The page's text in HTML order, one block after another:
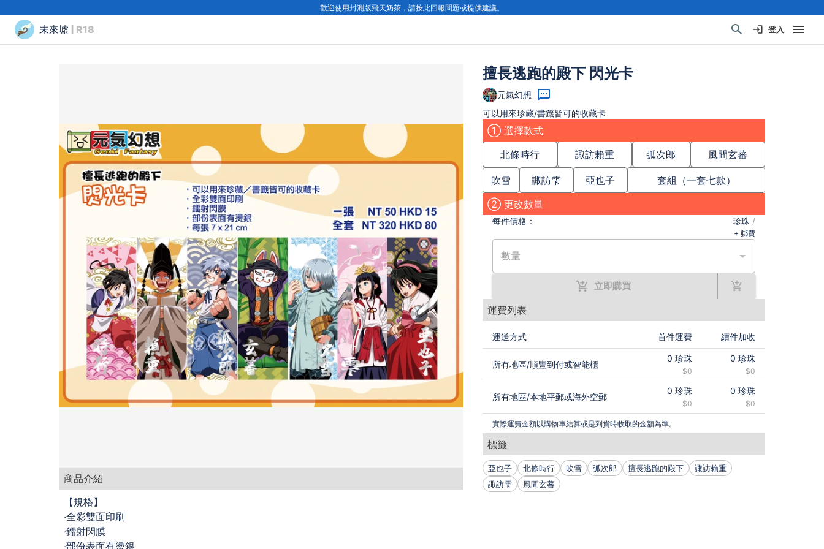
歡迎使用封測版飛天奶茶，請按此回報問題或提供建議。
未來墟 | R18 登入
商品介紹
【規格】
‧全彩雙面印刷
‧鐳射閃膜
‧部份表面有燙銀
擅長逃跑的殿下 閃光卡
元氣幻想
可以用來珍藏/書籤皆可的收藏卡
① 選擇款式
北條時行
諏訪賴重 弧次郎 風間玄蕃
吹雪 諏訪雫 亞也子
套組（一套七款）
② 更改數量
每件價格： 珍珠 /
+ 郵費
數量
立即購買
運費列表
運送方式 首件運費 續件加收
所有地區/順豐到付或智能櫃
0 珍珠
$0
0 珍珠
$0
所有地區/本地平郵或海外空郵
0 珍珠
$0
0 珍珠
$0
實際運費金額以購物車結算或是到貨時收取的金額為準。
標籤
亞也子 北條時行 吹雪 弧次郎 擅長逃跑的殿下
諏訪賴重
諏訪雫
風間玄蕃